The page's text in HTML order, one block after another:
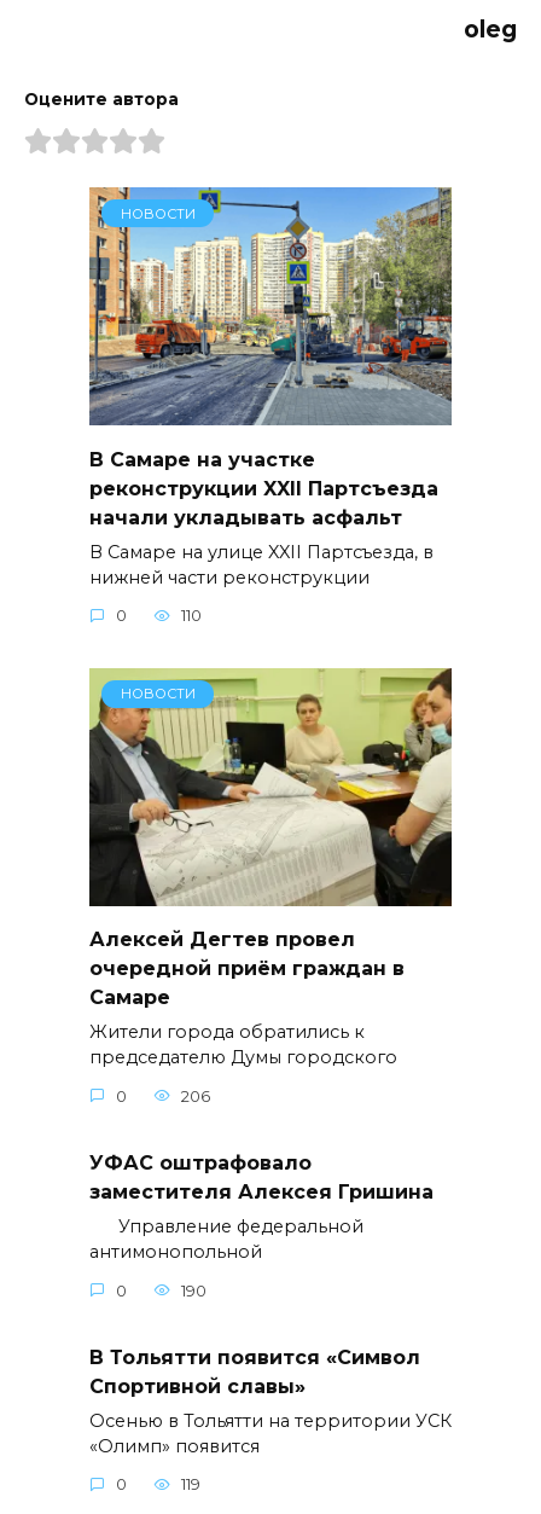
oleg
Оцените автора
НОВОСТИ
В Самаре на участке
реконструкции XXII Партсъезда
начали укладывать асфальт
В Самаре на улице XXII Партсъезда, в
нижней части реконструкции
0 110
НОВОСТИ
Алексей Дегтев провел
очередной приём граждан в
Самаре
Жители города обратились к
председателю Думы городского
0 206
УФАС оштрафовало
заместителя Алексея Гришина
Управление федеральной
антимонопольной
0 190
В Тольятти появится «Символ
Спортивной славы»
Осенью в Тольятти на территории УСК
«Олимп» появится
0 119